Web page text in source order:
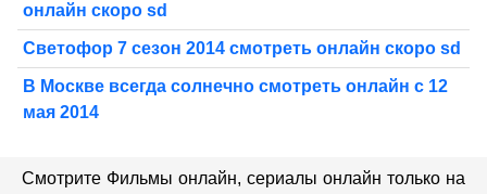
онлайн скоро sd
Светофор 7 сезон 2014 смотреть онлайн скоро sd
В Москве всегда солнечно смотреть онлайн с 12
мая 2014
Смотрите Фильмы онлайн, сериалы онлайн только на